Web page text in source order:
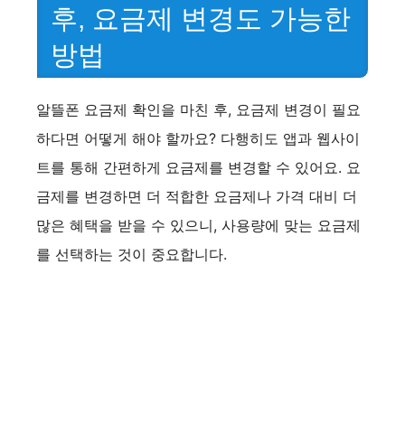
후, 요금제 변경도 가능한
방법
알뜰폰 요금제 확인을 마친 후, 요금제 변경이 필요
하다면 어떻게 해야 할까요? 다행히도 앱과 웹사이
트를 통해 간편하게 요금제를 변경할 수 있어요. 요
금제를 변경하면 더 적합한 요금제나 가격 대비 더
많은 혜택을 받을 수 있으니, 사용량에 맞는 요금제
를 선택하는 것이 중요합니다.